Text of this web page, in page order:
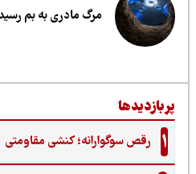
مرگ مادری به بم رسید
رقص سوگوارانه؛ کنشی مقاومتی